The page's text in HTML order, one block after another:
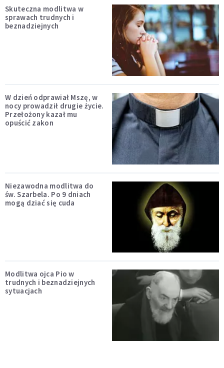
Skuteczna modlitwa w
sprawach trudnych i
beznadziejnych
W dzień odprawiał Mszę, w
nocy prowadził drugie życie.
Przełożony kazał mu
opuścić zakon
Niezawodna modlitwa do
św. Szarbela. Po 9 dniach
mogą dziać się cuda
Modlitwa ojca Pio w
trudnych i beznadziejnych
sytuacjach